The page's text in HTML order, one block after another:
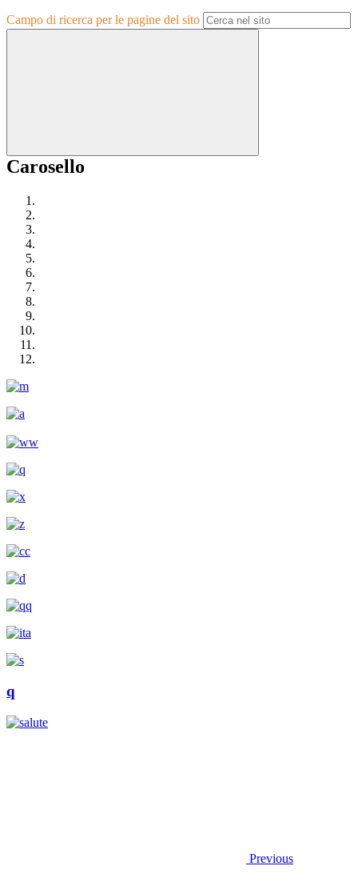
Campo di ricerca per le pagine del sito
Carosello
q
Previous